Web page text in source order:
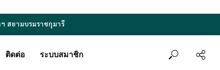
สยามบรมราชกุมารี
ติดต่อ ระบบสมาชิก